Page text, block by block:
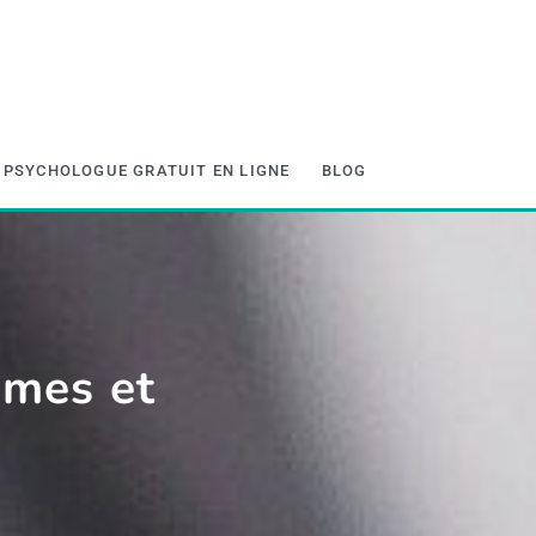
PSYCHOLOGUE GRATUIT EN LIGNE BLOG
et